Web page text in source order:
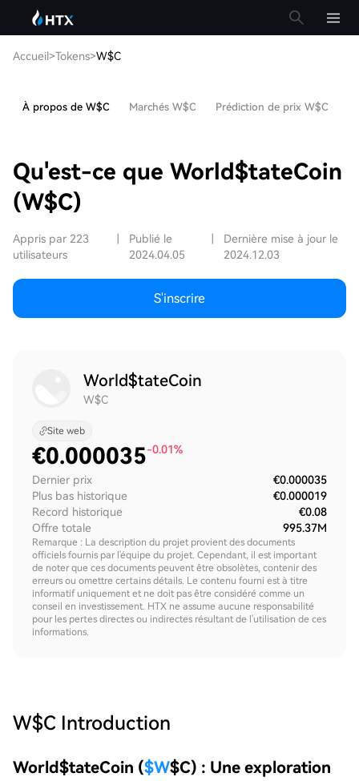
Accueil>Tokens>W$C
À propos de W$C Marchés W$C Prédiction de prix W$C
Qu'est-ce que World$tateCoin
(W$C)
Appris par 223
utilisateurs
Publié le
2024.04.05
Dernière mise à jour le
2024.12.03
S'inscrire
World$tateCoin
W$C
Site web
€0.000035-0.01%
Dernier prix
€0.000035
Plus bas historique
€0.000019
Record historique
€0.08
Offre totale
995.37M
Remarque : La description du projet provient des documents
officiels fournis par l'équipe du projet. Cependant, il est important
de noter que ces documents peuvent être obsolètes, contenir des
erreurs ou omettre certains détails. Le contenu fourni est à titre
informatif uniquement et ne doit pas être considéré comme un
conseil en investissement. HTX ne assume aucune responsabilité
pour les pertes directes ou indirectes résultant de l'utilisation de ces
informations.
W$C Introduction
World$tateCoin ($W$C) : Une exploration